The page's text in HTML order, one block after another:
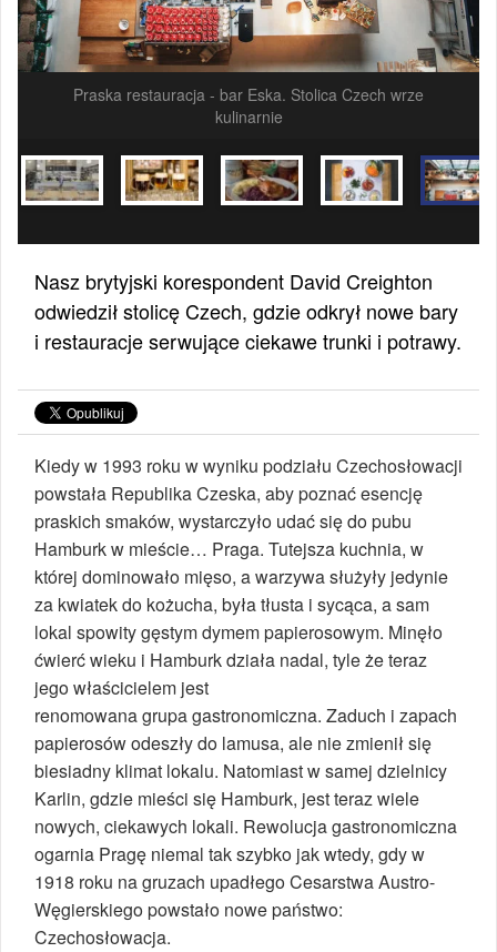
Praska restauracja - bar Eska. Stolica Czech wrze
kulinarnie
Nasz brytyjski korespondent David Creighton
odwiedził stolicę Czech, gdzie odkrył nowe bary
i restauracje serwujące ciekawe trunki i potrawy.
Kiedy w 1993 roku w wyniku podziału Czechosłowacji
powstała Republika Czeska, aby poznać esencję
praskich smaków, wystarczyło udać się do pubu
Hamburk w mieście… Praga. Tutejsza kuchnia, w
której dominowało mięso, a warzywa służyły jedynie
za kwiatek do kożucha, była tłusta i sycąca, a sam
lokal spowity gęstym dymem papierosowym. Minęło
ćwierć wieku i Hamburk działa nadal, tyle że teraz
jego właścicielem jest
renomowana grupa gastronomiczna. Zaduch i zapach
papierosów odeszły do lamusa, ale nie zmienił się
biesiadny klimat lokalu. Natomiast w samej dzielnicy
Karlin, gdzie mieści się Hamburk, jest teraz wiele
nowych, ciekawych lokali. Rewolucja gastronomiczna
ogarnia Pragę niemal tak szybko jak wtedy, gdy w
1918 roku na gruzach upadłego Cesarstwa Austro-
Węgierskiego powstało nowe państwo:
Czechosłowacja.